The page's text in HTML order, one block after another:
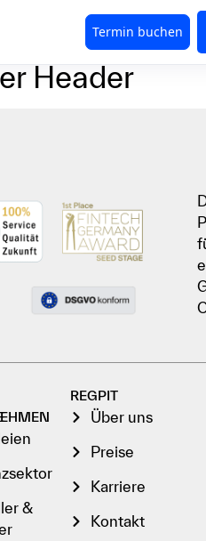
Header
&
REGPIT
Über uns
Preise
Karriere
Kontakt